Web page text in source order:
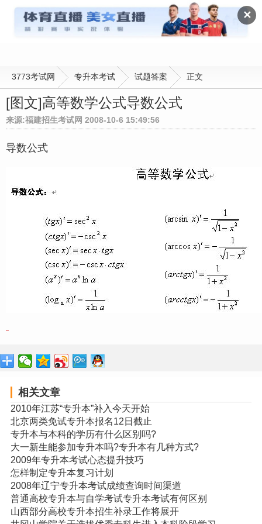
✕
试题答案
3773考试网 专升本考试 试题答案 正文
[图文]高等数学公式导数公式
来源:福建招生考试网 2008-10-6 15:49:56
导数公式
相关文章
2010年江苏“专升本”补入今天开始
北京两类免试专升本报名12日截止
专升本与本科的学历有什么区别吗?
大一新生能参加专升本吗?专升本有几种方式?
2009年专升本考试心态提升技巧
怎样制定专升本复习计划
2008年辽宁专升本考试成绩查询时间渠道
普通高校专升本与自学考试专升本考试有何区别
山西部分高校专升本招生补录工作将展开